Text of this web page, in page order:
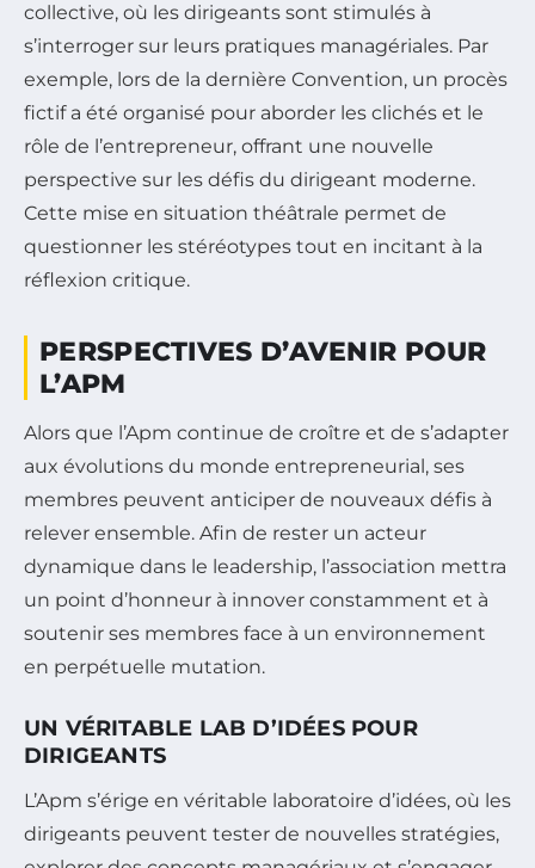
collective, où les dirigeants sont stimulés à
s’interroger sur leurs pratiques managériales. Par
exemple, lors de la dernière Convention, un procès
fictif a été organisé pour aborder les clichés et le
rôle de l’entrepreneur, offrant une nouvelle
perspective sur les défis du dirigeant moderne.
Cette mise en situation théâtrale permet de
questionner les stéréotypes tout en incitant à la
réflexion critique.
PERSPECTIVES D’AVENIR POUR
L’APM
Alors que l’Apm continue de croître et de s’adapter
aux évolutions du monde entrepreneurial, ses
membres peuvent anticiper de nouveaux défis à
relever ensemble. Afin de rester un acteur
dynamique dans le leadership, l’association mettra
un point d’honneur à innover constamment et à
soutenir ses membres face à un environnement
en perpétuelle mutation.
UN VÉRITABLE LAB D’IDÉES POUR
DIRIGEANTS
L’Apm s’érige en véritable laboratoire d’idées, où les
dirigeants peuvent tester de nouvelles stratégies,